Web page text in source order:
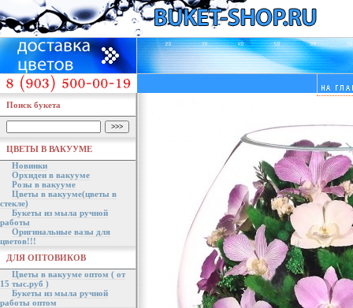
Поиск букета
ЦВЕТЫ В ВАКУУМЕ
Новинки
Орхидеи в вакууме
Розы в вакууме
Цветы в вакууме(цветы в
стекле)
Букеты из мыла ручной
работы
Оригинальные вазы для
цветов!!!
ДЛЯ ОПТОВИКОВ
Цветы в вакууме оптом ( от
15 тыс.руб )
Букеты из мыла ручной
работы оптом